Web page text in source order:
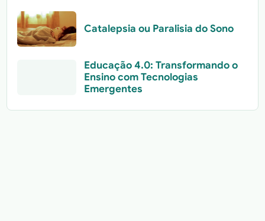
Catalepsia ou Paralisia do Sono
Educação 4.0: Transformando o
Ensino com Tecnologias
Emergentes